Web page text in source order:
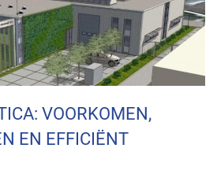
VOORKOMEN,
EN EFFICIËNT